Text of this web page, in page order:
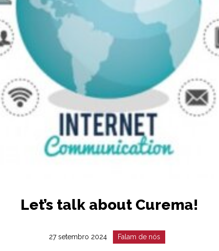
Let’s talk about Curema!
Date
27 setembro 2024
Catégorie
Falam de nós